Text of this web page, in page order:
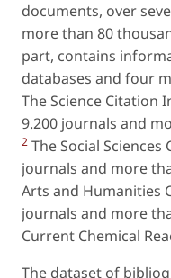
documents, over
more than 80
part, contains
databases and four
The Science Citation
9.200 journals and
2 The Social
journals and more
Arts and Humanities
journals and more
Current Chemical
The dataset of